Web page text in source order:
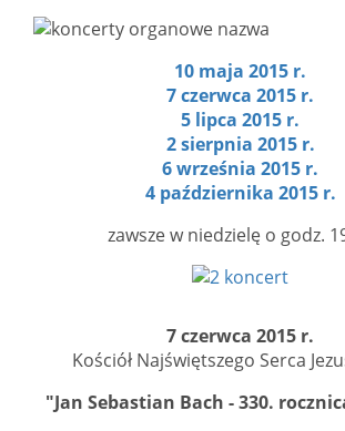
10 maja 2015 r.
7 czerwca 2015 r.
5 lipca 2015 r.
2 sierpnia 2015 r.
6 września 2015 r.
4 października 2015 r.
zawsze w niedzielę o godz.
7 czerwca 2015 r.
Kościół Najświętszego Serca
"Jan Sebastian Bach - 330.